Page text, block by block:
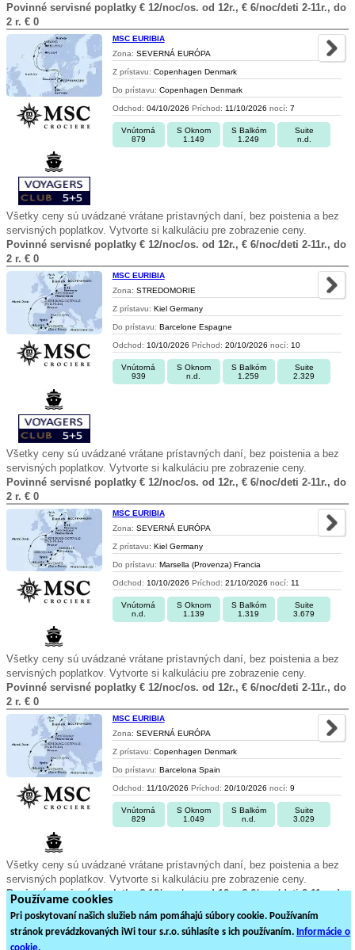
Používame cookies
Pri poskytovaní našich služieb nám pomáhajú súbory cookie. Používaním
stránok prevádzkovaných iWi tour s.r.o. súhlasíte s ich používaním. Informácie o
Povinné servisné poplatky € 12/noc/os. od 12r., € 6/noc/deti 2-11r., do
2 r. € 0
MSC EURIBIA
Zona: SEVERNÁ EURÓPA
Z prístavu: Copenhagen Denmark
Do prístavu: Copenhagen Denmark
Odchod: 04/10/2026 Príchod: 11/10/2026 nocí: 7
Vnútorná
879
S Oknom
1.149
S Balkóm
1.249
Suite
n.d.
Všetky ceny sú uvádzané vrátane prístavných daní, bez poistenia a bez
servisných poplatkov. Vytvorte si kalkuláciu pre zobrazenie ceny.
Povinné servisné poplatky € 12/noc/os. od 12r., € 6/noc/deti 2-11r., do
2 r. € 0
MSC EURIBIA
Zona: STREDOMORIE
Z prístavu: Kiel Germany
Do prístavu: Barcelone Espagne
Odchod: 10/10/2026 Príchod: 20/10/2026 nocí: 10
Vnútorná
939
S Oknom
n.d.
S Balkóm
1.259
Suite
2.329
Všetky ceny sú uvádzané vrátane prístavných daní, bez poistenia a bez
servisných poplatkov. Vytvorte si kalkuláciu pre zobrazenie ceny.
Povinné servisné poplatky € 12/noc/os. od 12r., € 6/noc/deti 2-11r., do
2 r. € 0
MSC EURIBIA
Zona: SEVERNÁ EURÓPA
Z prístavu: Kiel Germany
Do prístavu: Marsella (Provenza) Francia
Odchod: 10/10/2026 Príchod: 21/10/2026 nocí: 11
Vnútorná
n.d.
S Oknom
1.139
S Balkóm
1.319
Suite
3.679
Všetky ceny sú uvádzané vrátane prístavných daní, bez poistenia a bez
servisných poplatkov. Vytvorte si kalkuláciu pre zobrazenie ceny.
Povinné servisné poplatky € 12/noc/os. od 12r., € 6/noc/deti 2-11r., do
2 r. € 0
MSC EURIBIA
Zona: SEVERNÁ EURÓPA
Z prístavu: Copenhagen Denmark
Do prístavu: Barcelona Spain
Odchod: 11/10/2026 Príchod: 20/10/2026 nocí: 9
Vnútorná
829
S Oknom
1.049
S Balkóm
n.d.
Suite
3.029
Všetky ceny sú uvádzané vrátane prístavných daní, bez poistenia a bez
servisných poplatkov. Vytvorte si kalkuláciu pre zobrazenie ceny.
Povinné servisné poplatky € 12/noc/os. od 12r., € 6/noc/deti 2-11r., do
1 2 3 4 5 6 7 8 9